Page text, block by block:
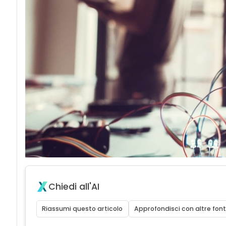
Chiedi all'AI
Riassumi questo articolo Approfondisci con altre